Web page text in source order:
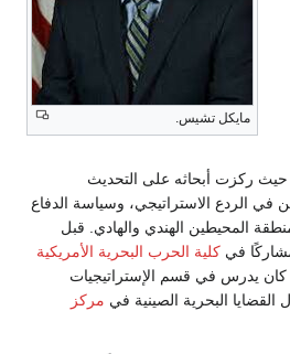
مايكل تشيس.
حيث ركزت أبحاثه على التحديث
في الردع الاستراتيجي، وسياسة الدفاع
المحيطين الهندي والهادي. قبل
في كلية الحرب البحرية الأمريكية
يدرس في قسم الإستراتيجيات
البحرية الصينية في مركز